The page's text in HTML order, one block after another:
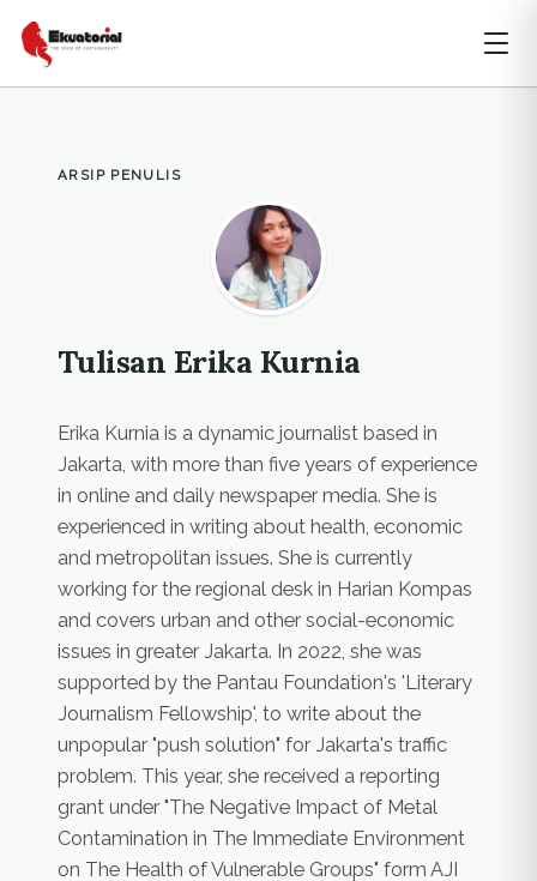
ARSIP PENULIS
Tulisan Erika Kurnia
Erika Kurnia is a dynamic journalist based in
Jakarta, with more than five years of experience
in online and daily newspaper media. She is
experienced in writing about health, economic
and metropolitan issues. She is currently
working for the regional desk in Harian Kompas
and covers urban and other social-economic
issues in greater Jakarta. In 2022, she was
supported by the Pantau Foundation's 'Literary
Journalism Fellowship', to write about the
unpopular "push solution" for Jakarta's traffic
problem. This year, she received a reporting
grant under "The Negative Impact of Metal
Contamination in The Immediate Environment
on The Health of Vulnerable Groups" form AJI